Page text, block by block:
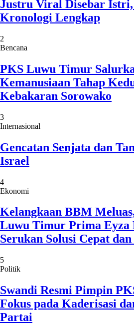
Justru Viral Disebar
Kronologi Lengkap
2
Bencana
PKS Luwu Timur
Kemanusiaan Tahap
Kebakaran Sorowako
3
Internasional
Gencatan Senjata dan
Israel
4
Ekonomi
Kelangkaan BBM
Luwu Timur Prima Eyza
Serukan Solusi Cepat
5
Politik
Swandi Resmi Pimpin
Fokus pada Kaderisasi
Partai